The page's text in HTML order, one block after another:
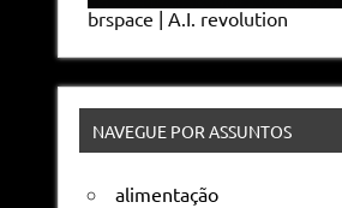
brspace | A.I. revolution
NAVEGUE POR ASSUNTOS
alimentação